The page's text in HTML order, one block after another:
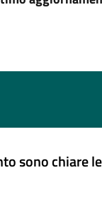
sono chiare